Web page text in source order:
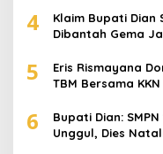
4
Klaim Bupati Dian
Dibantah Gema
5
Eris Rismayana
TBM Bersama
6
Bupati Dian:
Unggul, Dies